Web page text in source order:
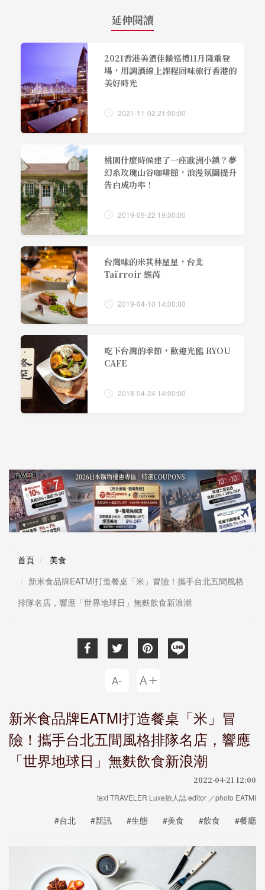
延伸閱讀
2021香港美酒佳餚巡禮11月隆重登
場，用調酒線上課程回味旅行香港的
美好時光
2021-11-02 21:00:00
桃園什麼時候建了一座歐洲小鎮？夢
幻系玫瑰山谷咖啡館，浪漫氛圍提升
告白成功率！
2019-09-22 19:00:00
台灣味的米其林星星，台北
Taïrroir 態芮
2019-04-10 14:00:00
吃下台灣的季節，歡迎光臨 RYOU
CAFE
2018-04-24 14:00:00
首頁
美食
新米食品牌EATMI打造餐桌「米」冒險！攜手台北五間風格
排隊名店，響應「世界地球日」無麩飲食新浪潮
新米食品牌EATMI打造餐桌「米」冒
險！攜手台北五間風格排隊名店，響應
「世界地球日」無麩飲食新浪潮
2022-04-21 12:00
text TRAVELER Luxe旅人誌·editor ／photo EATMI
#台北 #新訊 #生態 #美食 #飲食 #餐廳